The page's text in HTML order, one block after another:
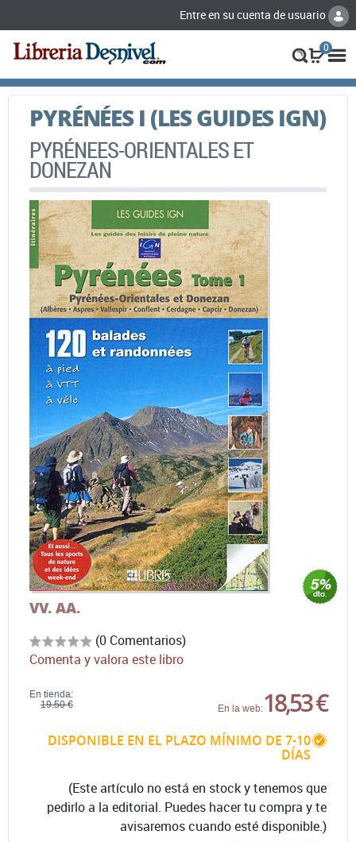
Entre en su cuenta de usuario
0
PYRÉNÉES I (LES GUIDES IGN)
PYRÉNEES-ORIENTALES ET
DONEZAN
VV. AA.
(0 Comentarios)
Comenta y valora este libro
En tienda:
19,50 €
En la web:18,53 €
DISPONIBLE EN EL PLAZO MÍNIMO DE 7-10
DÍAS
(Este artículo no está en stock y tenemos que
pedirlo a la editorial. Puedes hacer tu compra y te
avisaremos cuando esté disponible.)